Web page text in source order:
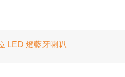
LED 燈藍牙喇叭